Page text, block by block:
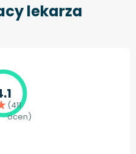
lekarza
(411
ocen)